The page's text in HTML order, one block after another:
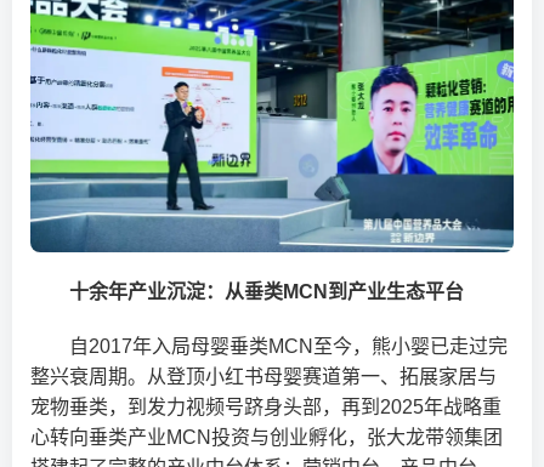
十余年产业沉淀：从垂类MCN到产业生态平台
自2017年入局母婴垂类MCN至今，熊小婴已走过完
整兴衰周期。从登顶小红书母婴赛道第一、拓展家居与
宠物垂类，到发力视频号跻身头部，再到2025年战略重
心转向垂类产业MCN投资与创业孵化，张大龙带领集团